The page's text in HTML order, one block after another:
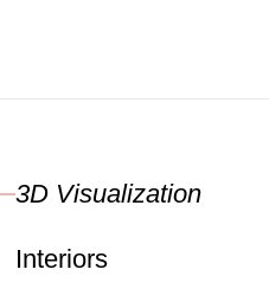
3D Visualization
Interiors